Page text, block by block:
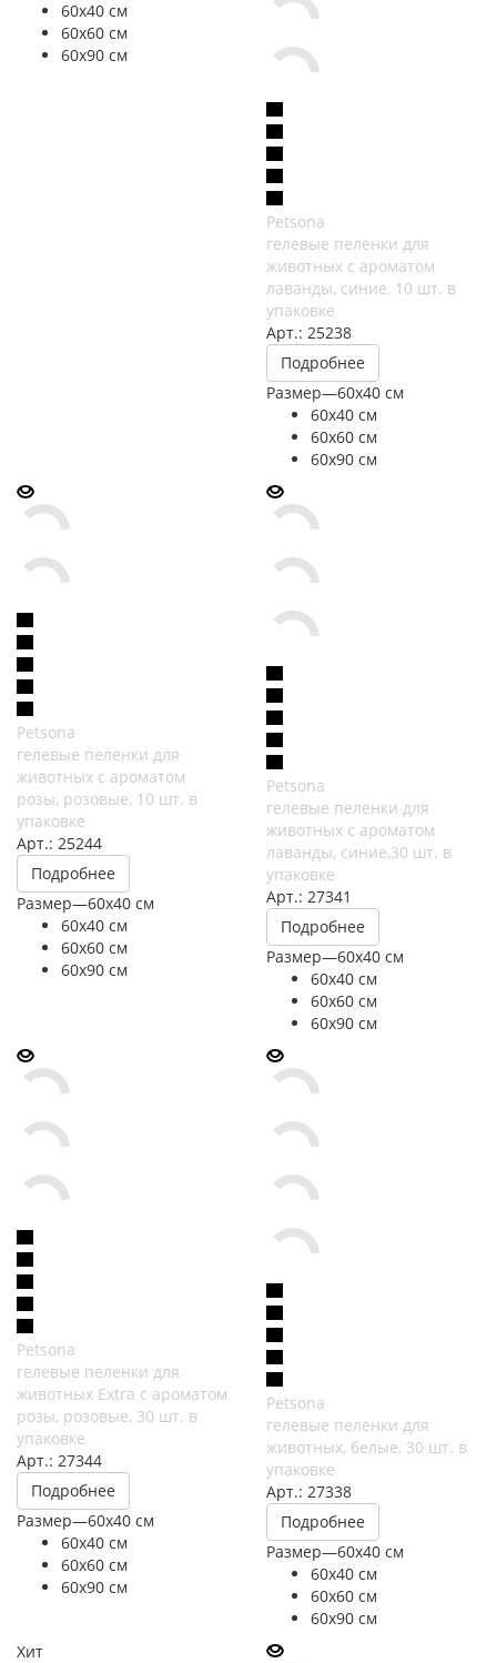
60х40 см
60х60 см
60х90 см
Petsona
гелевые пеленки для
животных с ароматом
лаванды, синие, 10 шт. в
упаковке
Арт.: 25238
Подробнее
Размер—60х40 см
60х40 см
60х60 см
60х90 см
Petsona
гелевые пеленки для
животных с ароматом
розы, розовые, 10 шт. в
упаковке
Арт.: 25244
Подробнее
Размер—60х40 см
60х40 см
60х60 см
60х90 см
Petsona
гелевые пеленки для
животных с ароматом
лаванды, синие,30 шт. в
упаковке
Арт.: 27341
Подробнее
Размер—60х40 см
60х40 см
60х60 см
60х90 см
Petsona
гелевые пеленки для
животных Extra с ароматом
розы, розовые, 30 шт. в
упаковке
Арт.: 27344
Подробнее
Размер—60х40 см
60х40 см
60х60 см
60х90 см
Petsona
гелевые пеленки для
животных, белые, 30 шт. в
упаковке
Арт.: 27338
Подробнее
Размер—60х40 см
60х40 см
60х60 см
60х90 см
Хит